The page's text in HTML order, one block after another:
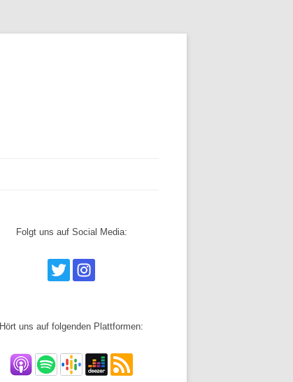
Folgt uns auf Social Media:
Hört uns auf folgenden Plattformen: